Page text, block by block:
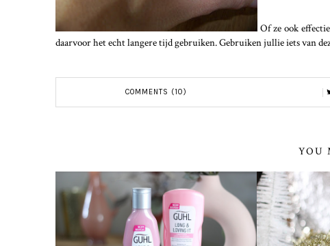
Of ze ook
daarvoor het echt langere tijd gebruiken. Gebruiken jullie iets van
COMMENTS (10)
YOU